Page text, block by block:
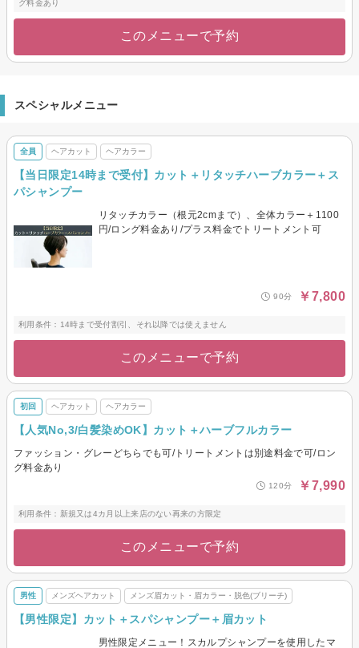
グ料金あり
このメニューで予約
スペシャルメニュー
全員 ヘアカット ヘアカラー
【当日限定14時まで受付】カット＋リタッチハーブカラー＋ス
パシャンプー
リタッチカラー（根元2cmまで）、全体カラー＋1100
円/ロング料金あり/プラス料金でトリートメント可
90分 ￥7,800
利用条件：14時まで受付割引、それ以降では使えません
このメニューで予約
初回 ヘアカット ヘアカラー
【人気No,3/白髪染めOK】カット＋ハーブフルカラー
ファッション・グレーどちらでも可/トリートメントは別途料金で可/ロン
グ料金あり
120分 ￥7,990
利用条件：新規又は4カ月以上来店のない再来の方限定
このメニューで予約
男性 メンズヘアカット メンズ眉カット・眉カラー・脱色(ブリーチ)
【男性限定】カット＋スパシャンプー＋眉カット
男性限定メニュー！スカルプシャンプーを使用したマ